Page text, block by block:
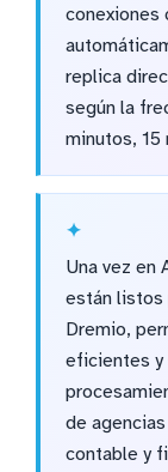
conexiones
replica
según la
minutos, 15
Una vez en
están listos
Dremio,
eficientes y
de
contable y